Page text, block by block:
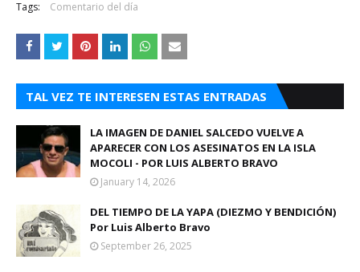
Tags: Comentario del día
TAL VEZ TE INTERESEN ESTAS ENTRADAS
LA IMAGEN DE DANIEL SALCEDO VUELVE A
APARECER CON LOS ASESINATOS EN LA ISLA
MOCOLI - POR LUIS ALBERTO BRAVO
January 14, 2026
DEL TIEMPO DE LA YAPA (DIEZMO Y BENDICIÓN)
Por Luis Alberto Bravo
September 26, 2025